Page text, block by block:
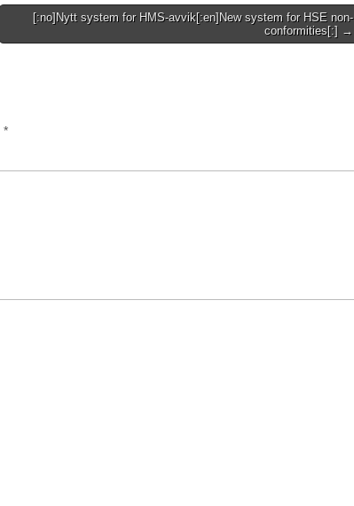
[:no]Nytt system for HMS-avvik[:en]New system for HSE non-
conformities[:] →
*